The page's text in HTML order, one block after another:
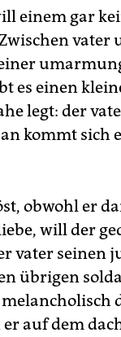
einem gar
vater
es einen
legt: der
kommt sich
obwohl er
will der
vater seinen
übrigen
auf dem